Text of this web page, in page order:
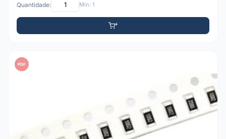
Quantidade: Mín: 1
PDF